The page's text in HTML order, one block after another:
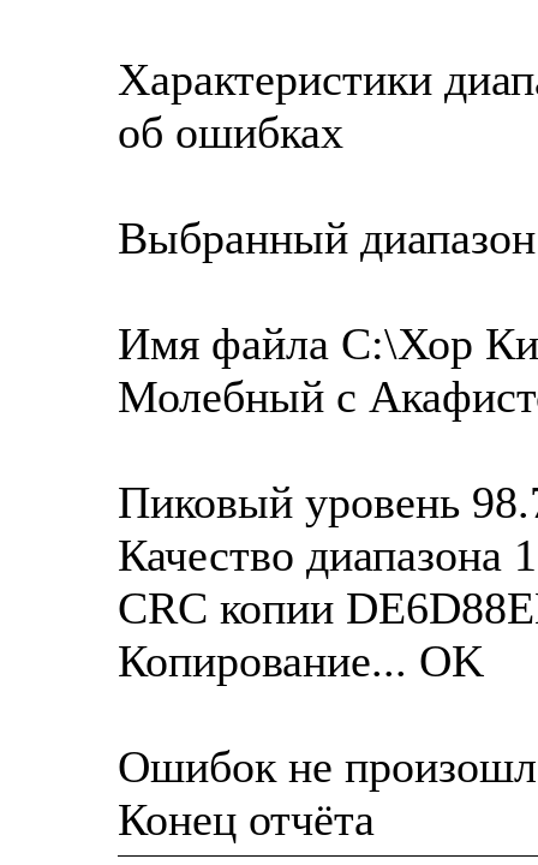
Характеристики
об ошибках
Выбранный диапазон
Имя файла C:\Хор
Молебный с
Пиковый уровень
Качество диапазона
CRC копии
Копирование... OK
Ошибок не
Конец отчёта